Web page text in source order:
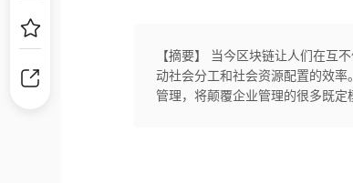
【摘要】 当今区块链让人们在互
动社会分工和社会资源配置的效
管理，将颠覆企业管理的很多既定